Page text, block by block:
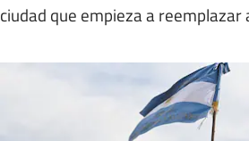
ciudad que empieza a reemplazar